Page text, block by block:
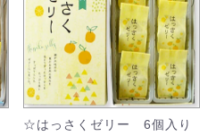
☆はっさくゼリー 6個入り